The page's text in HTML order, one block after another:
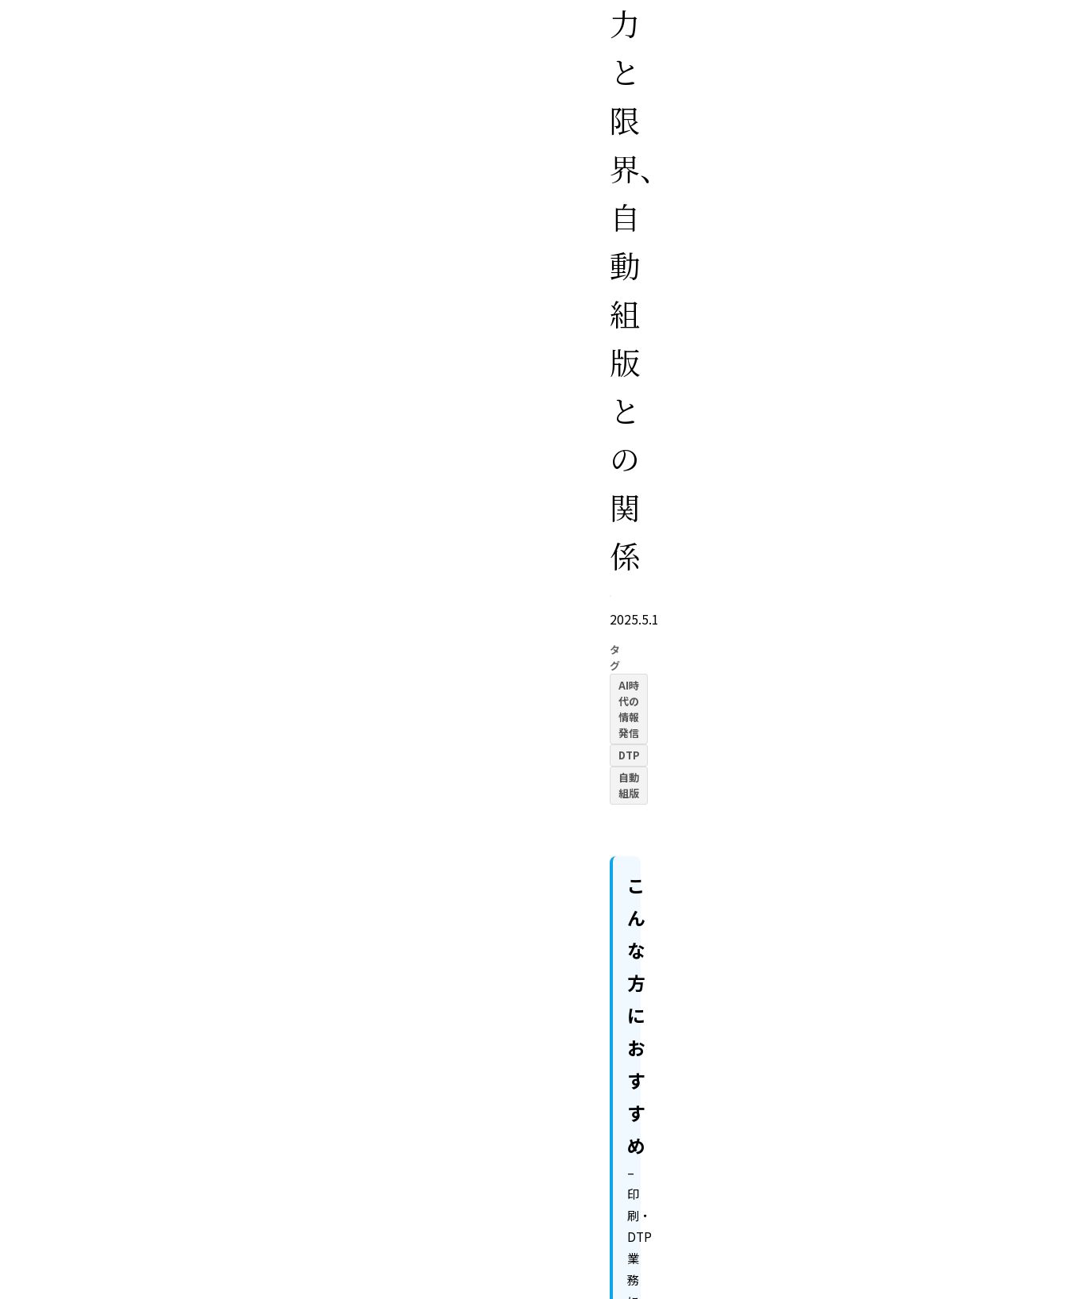
力
と
限
界、
自
動
組
版
と
の
関
係
2025.5.1
タ
グ
AI時
代の
情報
発信
DTP
自動
組版
こ
ん
な
方
に
お
す
す
め
–
印
刷・
DTP
業
務